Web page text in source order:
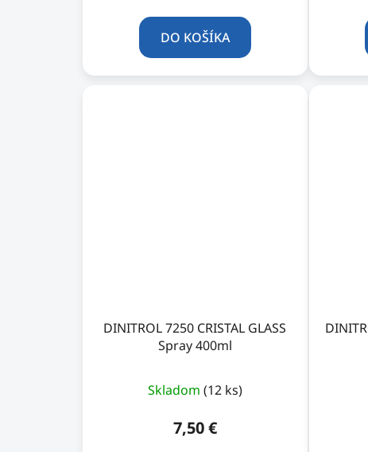
DO KOŠÍKA
DINITROL 7250 CRISTAL GLASS
Spray 400ml
Skladom (12 ks)
7,50 €